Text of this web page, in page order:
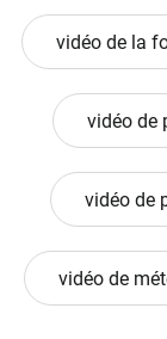
vidéo de la
vidéo de
vidéo de
vidéo de